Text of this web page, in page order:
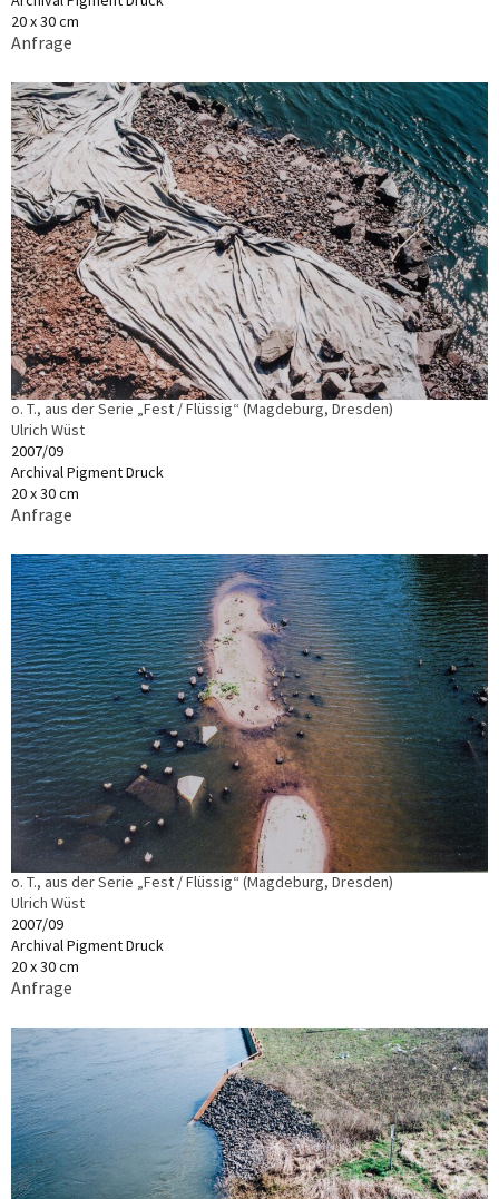
20 x 30 cm
Anfrage
o. T., aus der Serie „Fest / Flüssig“ (Magdeburg, Dresden)
Ulrich Wüst
2007/09
Archival Pigment Druck
20 x 30 cm
Anfrage
o. T., aus der Serie „Fest / Flüssig“ (Magdeburg, Dresden)
Ulrich Wüst
2007/09
Archival Pigment Druck
20 x 30 cm
Anfrage